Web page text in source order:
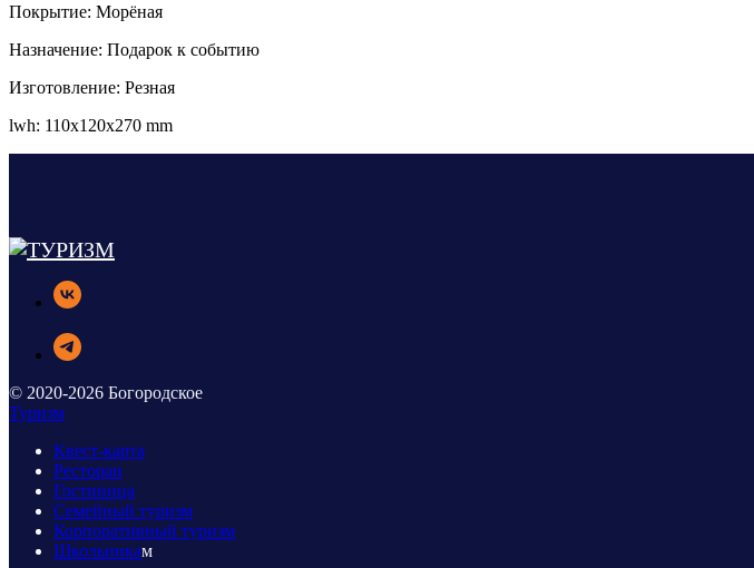
Покрытие: Морёная
Назначение: Подарок к событию
Изготовление: Резная
lwh: 110x120x270 mm
© 2020-2026 Богородское
Туризм
Квест-карта
Ресторан
Гостиница
Семейный туризм
Корпоративный туризм
Школьникам